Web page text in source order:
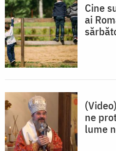
Cine
ai
ne
lume